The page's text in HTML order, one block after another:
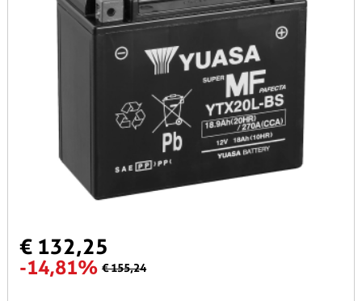
€ 132,25
-14,81% € 155,24